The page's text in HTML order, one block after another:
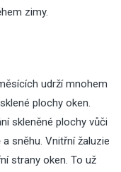
zimy.
udrží mnohem
plochy oken.
skleněné plochy vůči
sněhu. Vnitřní žaluzie
strany oken. To už